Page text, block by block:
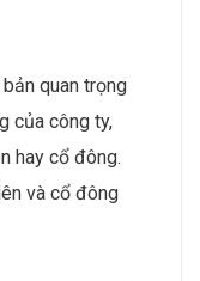
quan trọng
của công ty,
hay cổ đông.
và cổ đông